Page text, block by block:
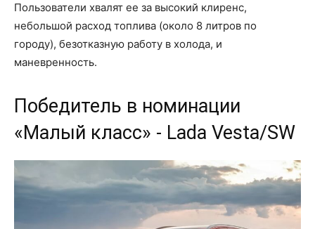
Пользователи хвалят ее за высокий клиренс,
небольшой расход топлива (около 8 литров по
городу), безотказную работу в холода, и
маневренность.
Победитель в номинации
«Малый класс» - Lada Vesta/SW